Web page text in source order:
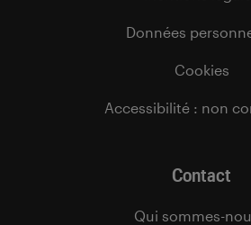
Données
Cookies
Accessibilité : non
Contact
Qui sommes-